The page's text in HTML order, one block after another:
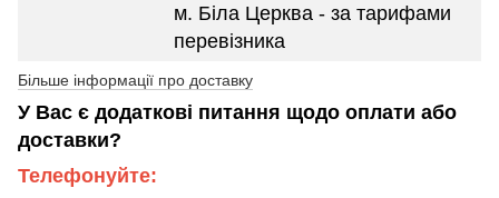
м. Біла Церква - за тарифами
перевізника
Більше інформації про доставку
У Вас є додаткові питання щодо оплати або
доставки?
Телефонуйте: